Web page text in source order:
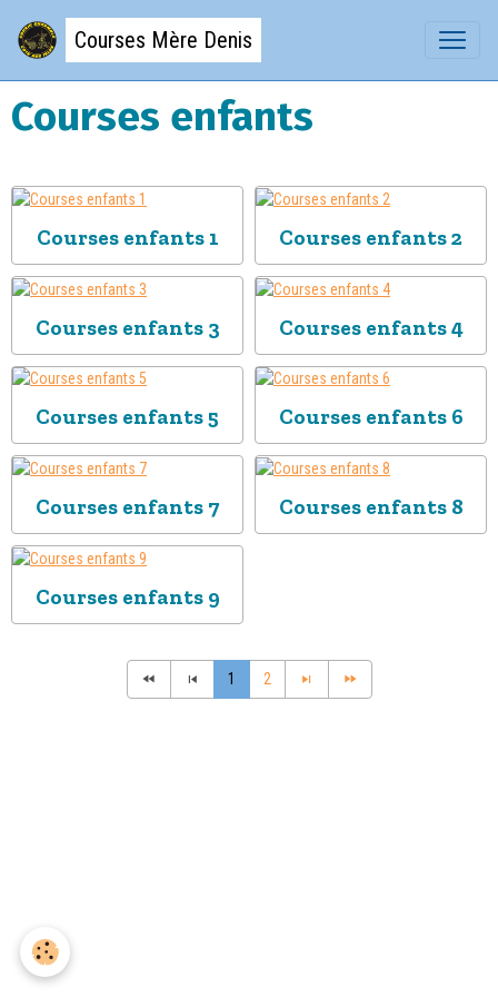
Courses Mère Denis
Courses enfants
Courses enfants 1 Courses enfants 2
Courses enfants 3 Courses enfants 4
Courses enfants 5 Courses enfants 6
Courses enfants 7 Courses enfants 8
Courses enfants 9
1 2